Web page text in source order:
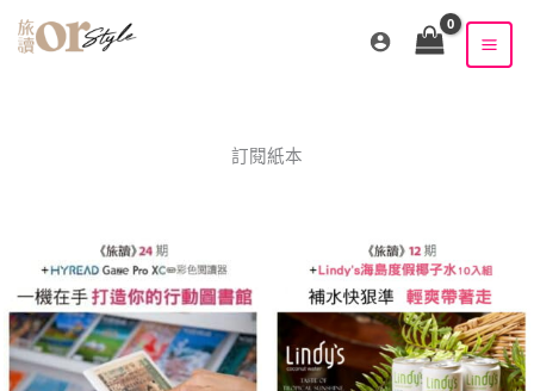
訂閱紙本
始
價
格：
NT$24,990。
價
格：
NT$19,900。
始
價
格：
NT$3,650。
前
價
格：
NT$1,680。